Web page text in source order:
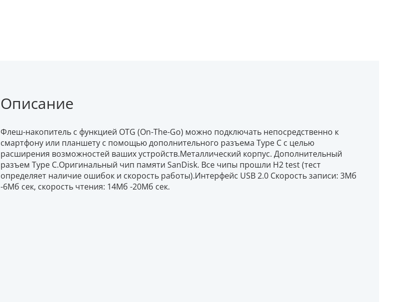
Описание
Флеш-накопитель с функцией OTG (On-The-Go) можно подключать непосредственно к
смартфону или планшету c помощью дополнительного разъема Type C с целью
расширения возможностей ваших устройств.Металлический корпус. Дополнительный
разъем Type C.Оригинальный чип памяти SanDisk. Все чипы прошли H2 test (тест
определяет наличие ошибок и скорость работы).Интерфейс USB 2.0 Скорость записи: 3Mб
-6Mб сек, скорость чтения: 14Mб -20Mб сек.